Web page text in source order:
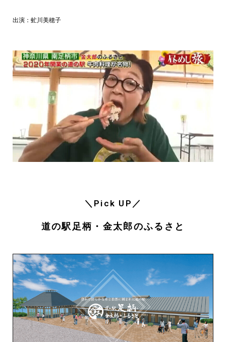
出演：虻川美穂子
＼Pick UP／
道の駅足柄・金太郎のふるさと